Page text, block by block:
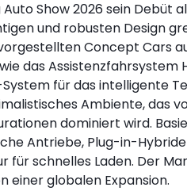
Auto Show 2026 sein Debüt
und robusten Design
Concept Cars
das Assistenzfahrsystem
für das intelligente
Ambiente, das
dominiert wird.
Antriebe, Plug-in-
für schnelles Laden. Der
einer globalen Expansion.